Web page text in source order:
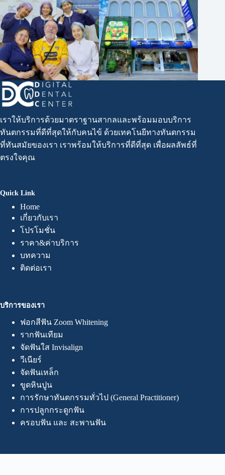
เราให้บริการด้วยมาตราฐานสากลและพร้อมมอบบริการ
ทันตกรรมที่ดีที่สุดให้กับคนไข้ ด้วยเทคโนยีทางทันตกรรม
ที่ทันสมัยของเรา เราพร้อมให้บริการที่ดีที่สุด เพื่อผลลัพธ์ที่
ตรงใจคุณ
Quick Link
Home
เกี่ยวกับเรา
โปรโมชั่น
ราคา&ค่าบริการ
บทความ
ติดต่อเรา
บริการของเรา
ฟอกสีฟัน Zoom Whitening
รากฟันเทียม
จัดฟันใส Invisalign
วีเนียร์
จัดฟันเหล็ก
ขูดหินปูน
การรักษาทันตกรรมทั่วไป (General Practitioner)
การปลูกกระดูกฟัน
ครอบฟัน และ สะพานฟัน